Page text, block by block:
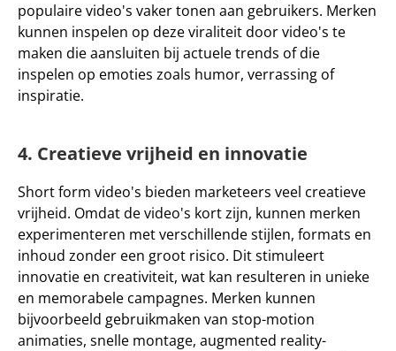
populaire video's vaker tonen aan gebruikers. Merken
kunnen inspelen op deze viraliteit door video's te
maken die aansluiten bij actuele trends of die
inspelen op emoties zoals humor, verrassing of
inspiratie.
4. Creatieve vrijheid en innovatie
Short form video's bieden marketeers veel creatieve
vrijheid. Omdat de video's kort zijn, kunnen merken
experimenteren met verschillende stijlen, formats en
inhoud zonder een groot risico. Dit stimuleert
innovatie en creativiteit, wat kan resulteren in unieke
en memorabele campagnes. Merken kunnen
bijvoorbeeld gebruikmaken van stop-motion
animaties, snelle montage, augmented reality-